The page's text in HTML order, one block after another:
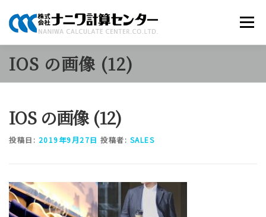
メニュー
商品のご案内 ソリューション
採用情報 お知らせ
IOS の画像 (12)
IOS の画像 (12)
投稿日: 2019年9月27日 投稿者: SALES